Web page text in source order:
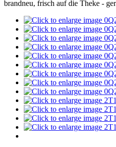
brandneu, frisch auf die Theke -